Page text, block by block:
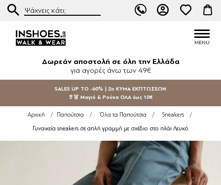
Δωρεάν αποστολή σε όλη την Ελλάδα
για αγορές άνω των 49€
SALES UP TO -60% | 2ο ΚΥΜΑ ΕΚΠΤΩΣΕΩΝ
👙👗 Μαγιό & Ρούχα ΟΛΑ έως 10€
Αρχική / Παπούτσια / Όλα τα Παπούτσια / Sneakers /
Γυναικεία sneakers σε απλή γραμμή με σχέδιο στο πλάι Λευκό